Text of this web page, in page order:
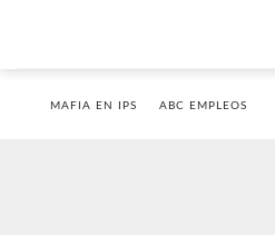
MAFIA EN IPS ABC EMPLEOS